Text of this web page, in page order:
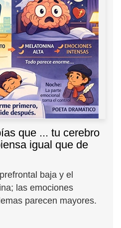
que ... tu cerebro
igual que de
baja y el
las emociones
parecen mayores.